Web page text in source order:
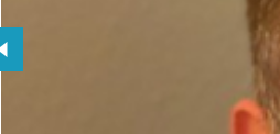
Przejdź do poprzedniego zdjęcia.